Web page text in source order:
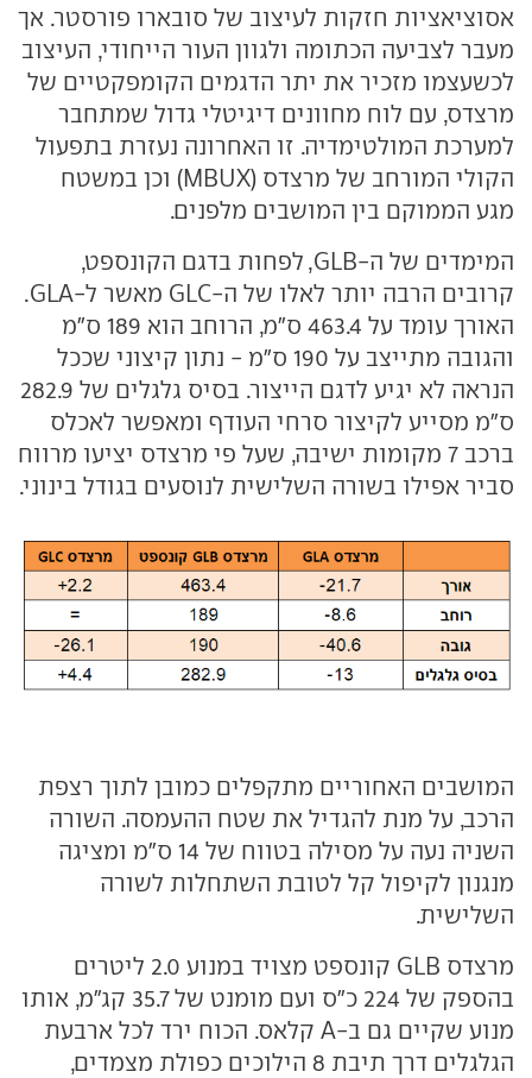
אסוציאציות חזקות לעיצוב של סובארו פורסטר. אך
מעבר לצביעה הכתומה ולגוון העור הייחודי, העיצוב
לכשעצמו מזכיר את יתר הדגמים הקומפקטיים של
מרצדס, עם לוח מחוונים דיגיטלי גדול שמתחבר
למערכת המולטימדיה. זו האחרונה נעזרת בתפעול
הקולי המורחב של מרצדס (MBUX) וכן במשטח
מגע הממוקם בין המושבים מלפנים.
המימדים של ה-GLB, לפחות בדגם הקונספט,
קרובים הרבה יותר לאלו של ה-GLC מאשר ל-GLA.
האורך עומד על 463.4 ס"מ, הרוחב הוא 189 ס"מ
והגובה מתייצב על 190 ס"מ - נתון קיצוני שככל
הנראה לא יגיע לדגם הייצור. בסיס גלגלים של 282.9
ס"מ מסייע לקיצור סרחי העודף ומאפשר לאכלס
ברכב 7 מקומות ישיבה, שעל פי מרצדס יציעו מרווח
סביר אפילו בשורה השלישית לנוסעים בגודל בינוני.
המושבים האחוריים מתקפלים כמובן לתוך רצפת
הרכב, על מנת להגדיל את שטח ההעמסה. השורה
השניה נעה על מסילה בטווח של 14 ס"מ ומציגה
מנגנון לקיפול קל לטובת השתחלות לשורה
השלישית.
מרצדס GLB קונספט מצויד במנוע 2.0 ליטרים
בהספק של 224 כ"ס ועם מומנט של 35.7 קג"מ, אותו
מנוע שקיים גם ב-A קלאס. הכוח ירד לכל ארבעת
הגלגלים דרך תיבת 8 הילוכים כפולת מצמדים,